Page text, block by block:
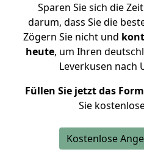
Sparen Sie sich die
darum, dass Sie die
Zögern Sie nicht und
heute, um Ihren
Leverkusen nach
Füllen Sie jetzt das
Sie
Kostenlose